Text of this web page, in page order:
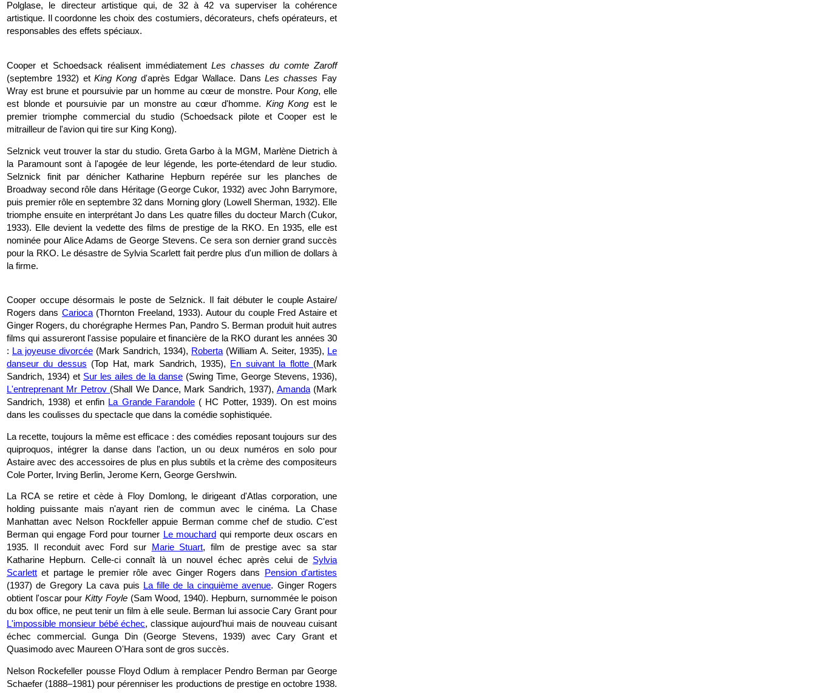
Polglase, le directeur artistique qui, de 32 à 42 va superviser la cohérence
artistique. Il coordonne les choix des costumiers, décorateurs, chefs opérateurs, et
responsables des effets spéciaux.
Cooper et Schoedsack réalisent immédiatementLes chasses du comte Zaroff
(septembre 1932) etKing Kong d'après Edgar Wallace. DansLes chasses Fay
Wray est brune et poursuivie par un homme au cœur de monstre. Pour Kong, elle
est blonde et poursuivie par un monstre au cœur d'homme. King Kong est le
premier triomphe commercial du studio (Schoedsack pilote et Cooper est le
mitrailleur de l'avion qui tire sur King Kong).
Selznick veut trouver la star du studio. Greta Garbo à la MGM, Marlène Dietrich à
la Paramount sont à l'apogée de leur légende, les porte-étendard de leur studio.
Selznick finit par dénicher Katharine Hepburn repérée sur les planches de
Broadway second rôle dans Héritage (George Cukor, 1932) avec John Barrymore,
puis premier rôle en septembre 32 dans Morning glory (Lowell Sherman, 1932). Elle
triomphe ensuite en interprétant Jo dans Les quatre filles du docteur March (Cukor,
1933). Elle devient la vedette des films de prestige de la RKO. En 1935, elle est
nominée pour Alice Adams de George Stevens. Ce sera son dernier grand succès
pour la RKO. Le désastre de Sylvia Scarlett fait perdre plus d'un million de dollars à
la firme.
Cooper occupe désormais le poste de Selznick. Il fait débuter le couple Astaire/
Rogers dans Carioca(Thornton Freeland, 1933). Autour du couple Fred Astaire et
Ginger Rogers, du chorégraphe Hermes Pan, Pandro S. Berman produit huit autres
films qui assureront l'assise populaire et financière de la RKO durant les années 30
: La joyeuse divorcée (Mark Sandrich, 1934), Roberta (William A. Seiter, 1935), Le
danseur du dessus (Top Hat, mark Sandrich, 1935), En suivant la flotte (Mark
Sandrich, 1934) et Sur les ailes de la danse (Swing Time, George Stevens, 1936),
L'entreprenant Mr Petrov (Shall We Dance, Mark Sandrich, 1937), Amanda(Mark
Sandrich, 1938) et enfin La Grande Farandole( HC Potter, 1939). On est moins
dans les coulisses du spectacle que dans la comédie sophistiquée.
La recette, toujours la même est efficace : des comédies reposant toujours sur des
quiproquos, intégrer la danse dans l'action, un ou deux numéros en solo pour
Astaire avec des accessoires de plus en plus subtils et la crème des compositeurs
Cole Porter, Irving Berlin, Jerome Kern, George Gershwin.
La RCA se retire et cède à Floy Domlong, le dirigeant d'Atlas corporation, une
holding puissante mais n'ayant rien de commun avec le cinéma. La Chase
Manhattan avec Nelson Rockfeller appuie Berman comme chef de studio. C'est
Berman qui engage Ford pour tourner Le mouchard qui remporte deux oscars en
1935. Il reconduit avec Ford sur
Marie Stuart, film de prestige avec sa star
Katharine Hepburn. Celle-ci connaît là un nouvel échec après celui de Sylvia
Scarlett et partage le premier rôle avec Ginger Rogers dans
Pension d'artistes
(1937) de Gregory La cava puis La fille de la cinquième avenue. Ginger Rogers
obtient l'oscar pourKitty Foyle(Sam Wood, 1940). Hepburn, surnommée le poison
du box office, ne peut tenir un film à elle seule. Berman lui associe Cary Grant pour
L'impossible monsieur bébé échec, classique aujourd'hui mais de nouveau cuisant
échec commercial. Gunga Din (George Stevens, 1939) avec Cary Grant et
Quasimodo avec Maureen O'Hara sont de gros succès.
Nelson Rockefeller pousse Floyd Odlum à remplacer Pendro Berman par George
Schaefer (1888–1981) pour pérenniser les productions de prestige en octobre 1938.